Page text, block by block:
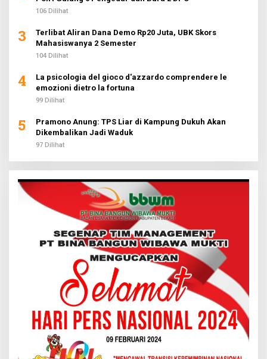
106 Dilihat
3
Terlibat Aliran Dana Demo Rp20 Juta, UBK Skors
Mahasiswanya 2 Semester
104 Dilihat
4
La psicologia del gioco d'azzardo comprendere le
emozioni dietro la fortuna
99 Dilihat
5
Pramono Anung: TPS Liar di Kampung Dukuh Akan
Dikembalikan Jadi Waduk
97 Dilihat